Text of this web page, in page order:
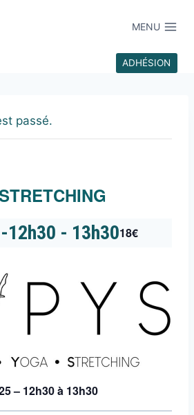
MENU
ADHÉSION
passé.
12h30 - 13h3018€
– 12h30 à 13h30